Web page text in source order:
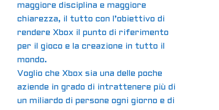
maggiore disciplina e maggiore
chiarezza, il tutto con l’obiettivo di
rendere Xbox il punto di riferimento
per il gioco e la creazione in tutto il
mondo.
Voglio che Xbox sia una delle poche
aziende in grado di intrattenere più di
un miliardo di persone ogni giorno e di